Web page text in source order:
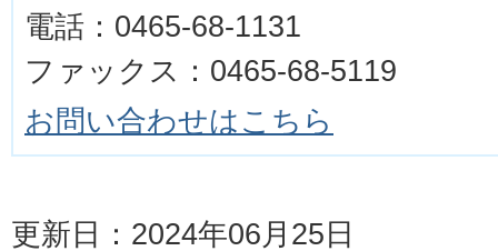
電話：0465-68-1131
ファックス：0465-68-5119
お問い合わせはこちら
更新日：2024年06月25日